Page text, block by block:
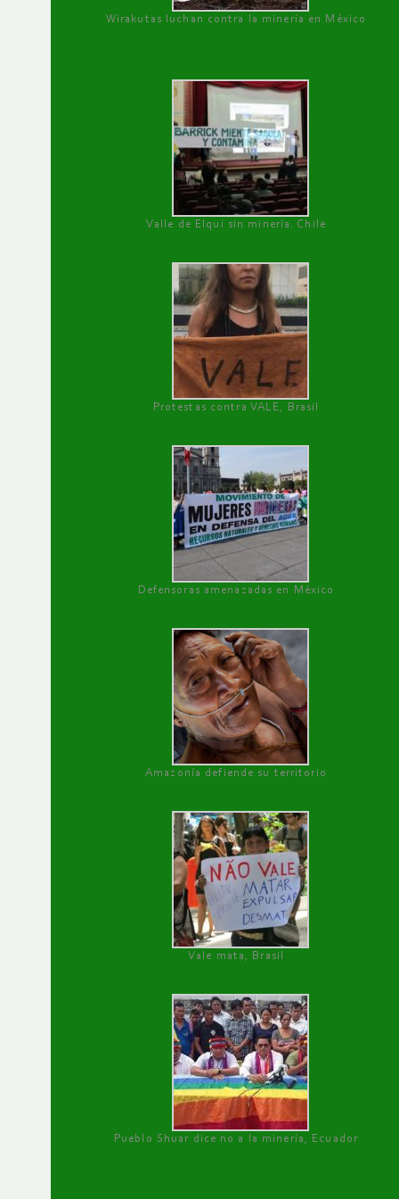
Wirakutas luchan contra la minería en México
Valle de Elqui sin minería. Chile
Protestas contra VALE, Brasil
Defensoras amenazadas en México
Amazonía defiende su territorio
Vale mata, Brasil
Pueblo Shuar dice no a la minería, Ecuador